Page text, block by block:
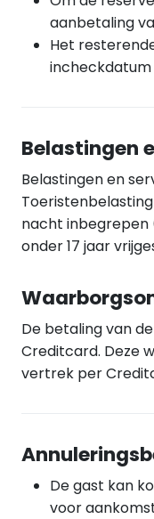
aanbetaling
Het
Belastingen
Belastingen en
nacht inbegrepen
onder 17 jaar
De betaling van
Creditcard. Deze
vertrek per
De gast kan
voor